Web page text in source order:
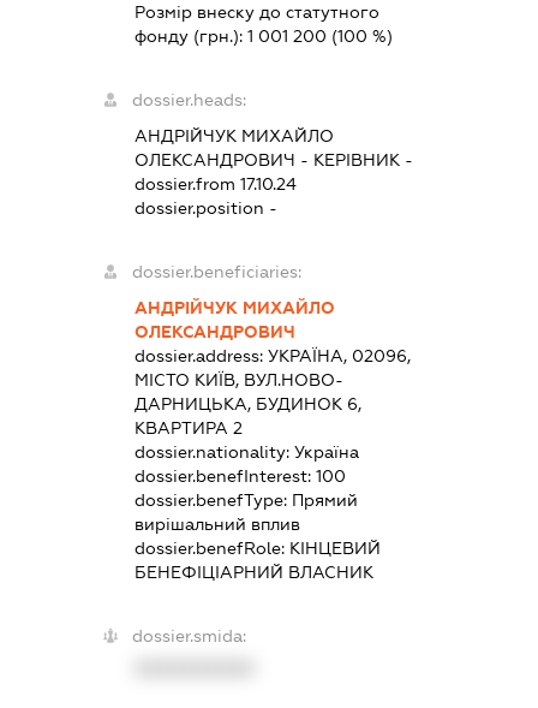
Розмір внеску до статутного
фонду (грн.):1 001 200 (100 %)
dossier.heads:
АНДРІЙЧУК МИХАЙЛО
ОЛЕКСАНДРОВИЧ - КЕРІВНИК -
dossier.from 17.10.24
dossier.position -
dossier.beneficiaries:
АНДРІЙЧУК МИХАЙЛО
ОЛЕКСАНДРОВИЧ
dossier.address:УКРАЇНА, 02096,
МІСТО КИЇВ, ВУЛ.НОВО-
ДАРНИЦЬКА, БУДИНОК 6,
КВАРТИРА 2
dossier.nationality:Україна
dossier.benefInterest:100
dossier.benefType: Прямий
вирішальний вплив
dossier.benefRole: КІНЦЕВИЙ
БЕНЕФІЦІАРНИЙ ВЛАСНИК
dossier.smida: